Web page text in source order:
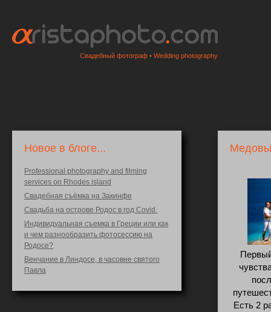
Свадебный фотограф • Wedding photography
Есть 2
Новое в блоге...
Professional photography and filming
services on Rhodes island
Свадебная съёмка на Закинфе
Свадьба на острове Родос в год Covid.
Индивидуальная съемка в Греции или как
и чем разнообразить фотосессию на
Родосе?
Венчание в Линдосе, в часовне святого
Павла